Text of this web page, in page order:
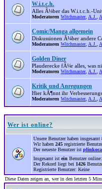
W.i.t.c.h.
Alles Ã¼ber das W.i.t.c.h.-
Moderatoren Witchmaster, A.J.
Comic/Manga allgemein
Diskussionen Ã¼ber andere
Moderatoren Witchmaster, A.J.
Golden Diner
Plauderecke fÃ¼r alles, was
Moderatoren Witchmaster, A.J.
Kritik und Anregungen
Hier kÃ¶nnt ihr
Moderatoren Witchmaster, A.J.
Wer ist online?
Unsere Benutzer haben insgesamt
Wir haben 245 registrierte
Der neueste Benutzer ist
Insgesamt ist ein Benutzer
Der Rekord liegt bei 1426
Registrierte Benutzer: Keine
Diese Daten zeigen an, wer in den letzten 5